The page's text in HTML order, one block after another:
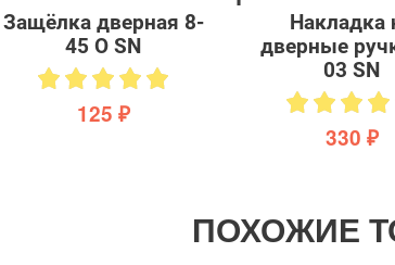
Защёлка дверная 8-
45 O SN
125 ₽
Накладка
дверные
03 SN
330 ₽
ПОХОЖИЕ